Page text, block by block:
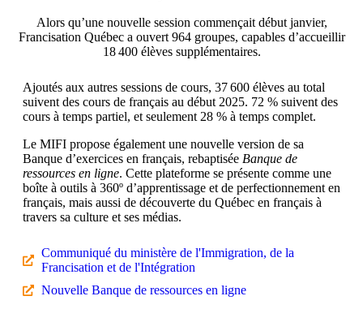
Alors qu’une nouvelle session commençait début janvier,
Francisation Québec a ouvert 964 groupes, capables d’accueillir
18 400 élèves supplémentaires.
Ajoutés aux autres sessions de cours, 37 600 élèves au total
suivent des cours de français au début 2025. 72 % suivent des
cours à temps partiel, et seulement 28 % à temps complet.
Le MIFI propose également une nouvelle version de sa
Banque d’exercices en français, rebaptisée Banque de
ressources en ligne. Cette plateforme se présente comme une
boîte à outils à 360º d’apprentissage et de perfectionnement en
français, mais aussi de découverte du Québec en français à
travers sa culture et ses médias.
Communiqué du ministère de l'Immigration, de la
Francisation et de l'Intégration
Nouvelle Banque de ressources en ligne